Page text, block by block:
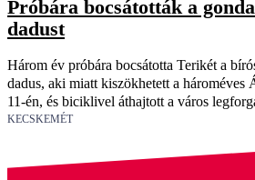
Próbára bocsátották a
dadust
Három év próbára bocsátotta Terikét a
dadus, aki miatt kiszökhetett a hároméves
11-én, és biciklivel áthajtott a város
KECSKEMÉT